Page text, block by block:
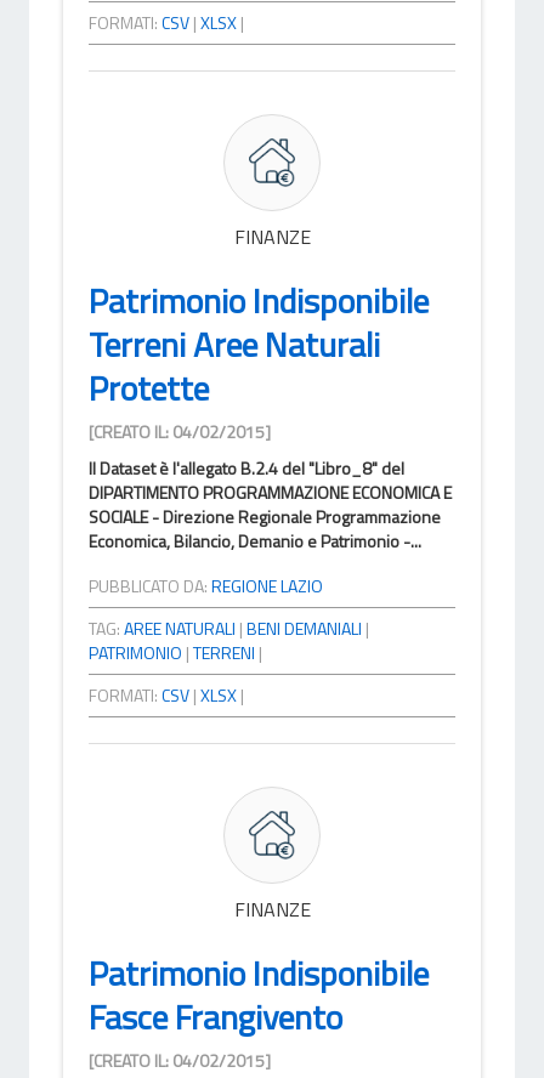
FORMATI:CSV|XLSX|
FINANZE
Patrimonio Indisponibile
Terreni Aree Naturali
Protette
[CREATO IL: 04/02/2015]
Il Dataset è l'allegato B.2.4 del "Libro_8" del
DIPARTIMENTO PROGRAMMAZIONE ECONOMICA E
SOCIALE - Direzione Regionale Programmazione
Economica, Bilancio, Demanio e Patrimonio -...
PUBBLICATO DA:REGIONE LAZIO
TAG:AREE NATURALI |BENI DEMANIALI |
PATRIMONIO |TERRENI |
FORMATI:CSV|XLSX|
FINANZE
Patrimonio Indisponibile
Fasce Frangivento
[CREATO IL: 04/02/2015]